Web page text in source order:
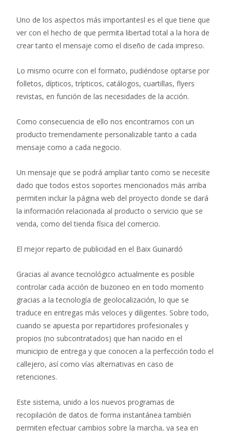
Uno de los aspectos más importantesl es el que tiene que
ver con el hecho de que permita libertad total a la hora de
crear tanto el mensaje como el diseño de cada impreso.
Lo mismo ocurre con el formato, pudiéndose optarse por
folletos, dípticos, trípticos, catálogos, cuartillas, flyers
revistas, en función de las necesidades de la acción.
Como consecuencia de ello nos encontramos con un
producto tremendamente personalizable tanto a cada
mensaje como a cada negocio.
Un mensaje que se podrá ampliar tanto como se necesite
dado que todos estos soportes mencionados más arriba
permiten incluir la página web del proyecto donde se dará
la información relacionada al producto o servicio que se
venda, como del tienda física del comercio.
El mejor reparto de publicidad en el Baix Guinardó
Gracias al avance tecnológico actualmente es posible
controlar cada acción de buzoneo en en todo momento
gracias a la tecnología de geolocalización, lo que se
traduce en entregas más veloces y diligentes. Sobre todo,
cuando se apuesta por repartidores profesionales y
propios (no subcontratados) que han nacido en el
municipio de entrega y que conocen a la perfección todo el
callejero, así como vías alternativas en caso de
retenciones.
Este sistema, unido a los nuevos programas de
recopilación de datos de forma instantánea también
permiten efectuar cambios sobre la marcha, ya sea en